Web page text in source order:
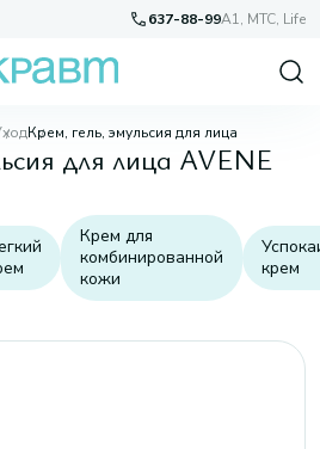
637-88-99A1, МТС, Life
Крем, гель, эмульсия для лица
для лица AVENE
Крем для
комбинированной
кожи
крем